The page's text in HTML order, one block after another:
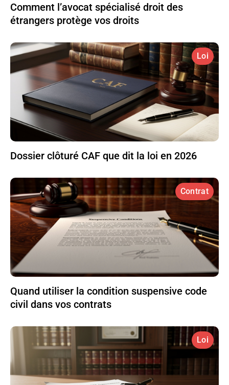
Comment l’avocat spécialisé droit des
étrangers protège vos droits
Loi
Dossier clôturé CAF que dit la loi en 2026
Contrat
Quand utiliser la condition suspensive code
civil dans vos contrats
Loi